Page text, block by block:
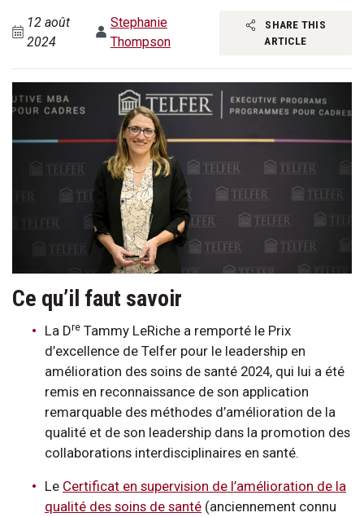
12 août
2024
Stephanie
Thompson
SHARE THIS
ARTICLE
Ce qu’il faut savoir
La Dre Tammy LeRiche a remporté le Prix
d’excellence de Telfer pour le leadership en
amélioration des soins de santé 2024, qui lui a été
remis en reconnaissance de son application
remarquable des méthodes d’amélioration de la
qualité et de son leadership dans la promotion des
collaborations interdisciplinaires en santé.
Le Certificat en supervision de l’amélioration de la
qualité des soins de santé (anciennement connu